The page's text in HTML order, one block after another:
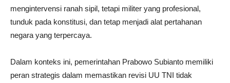
mengintervensi ranah sipil, tetapi militer yang profesional,
tunduk pada konstitusi, dan tetap menjadi alat pertahanan
negara yang terpercaya.
Dalam konteks ini, pemerintahan Prabowo Subianto memiliki
peran strategis dalam memastikan revisi UU TNI tidak